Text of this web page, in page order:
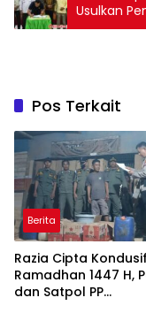
Usulkan
Bupati
Pos Terkait
Berita
Razia Cipta Kondusif
Ramadhan 1447 H,
dan Satpol PP